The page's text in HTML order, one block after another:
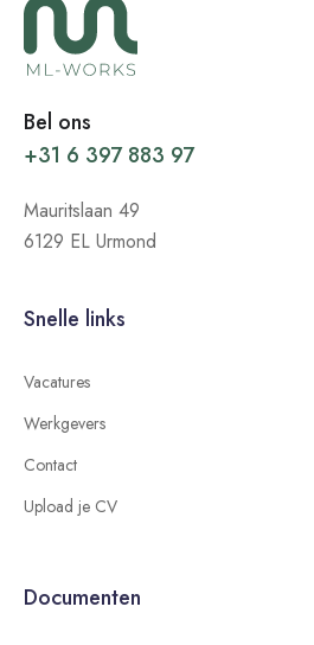
Bel ons
+31 6 397 883 97
Mauritslaan 49
6129 EL Urmond
Snelle links
Vacatures
Werkgevers
Contact
Upload je CV
Documenten